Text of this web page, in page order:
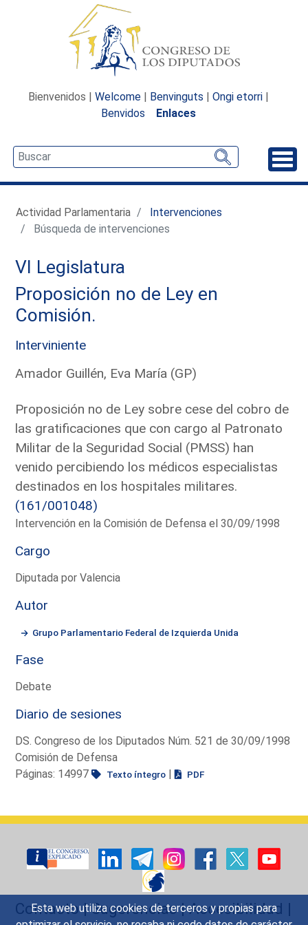
Esta web utiliza cookies de terceros y propias para
Bienvenidos | Welcome | Benvinguts | Ongi etorri |
Benvidos
Enlaces
Actividad Parlamentaria
Intervenciones
Búsqueda de intervenciones
VI Legislatura
Proposición no de Ley en
Comisión.
Interviniente
Amador Guillén, Eva María (GP)
Proposición no de Ley sobre cese del cobro de
las gratificaciones que con cargo al Patronato
Militar de la Seguridad Social (PMSS) han
venido percibiendo los médicos especialistas
destinados en los hospitales militares.
(161/001048)
Intervención en la Comisión de Defensa el 30/09/1998
Cargo
Diputada por Valencia
Autor
Grupo Parlamentario Federal de Izquierda Unida
Fase
Debate
Diario de sesiones
DS. Congreso de los Diputados Núm. 521 de 30/09/1998
Comisión de Defensa
Páginas: 14997
Texto íntegro | PDF
Contacto|Sugerencias|Accesibilidad |